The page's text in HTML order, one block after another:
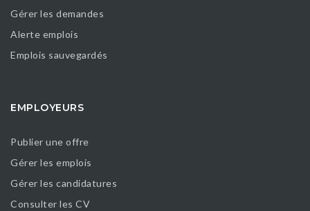
Gérer les demandes
Alerte emplois
Emplois sauvegardés
EMPLOYEURS
Publier une offre
Gérer les emplois
Gérer les candidatures
Consulter les CV